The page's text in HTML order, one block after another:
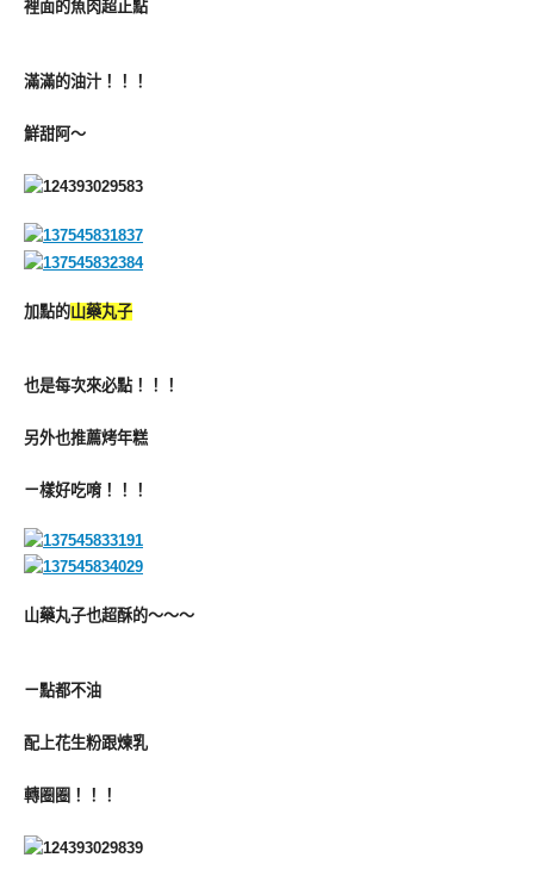
裡面的魚肉超正點
滿滿的油汁！！！
鮮甜阿～
加點的山藥丸子
也是每次來必點！！！
另外也推薦烤年糕
ㄧ樣好吃唷！！！
山藥丸子也超酥的～～～
ㄧ點都不油
配上花生粉跟煉乳
轉圈圈！！！